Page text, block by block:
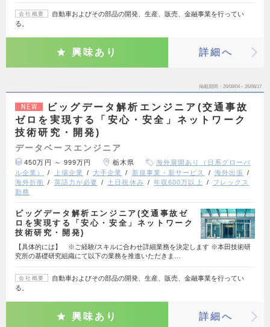
会社概要
自動車およびその部品の開発、生産、販売、金融事業を行ってい
る。
興味あり 詳細へ
掲載期間 26/08/04～26/08/17
NEW
ビッグデータ解析エンジニア(交通事故
ゼロを実現する「安心・安全」ネットワーク
技術研究・開発)
データベースエンジニア
450万円 ～ 999万円 栃木県
海外展開あり（日系グローバ
ル企業）
上場企業 大手企業 新規事業・新サービス
海外出張
海外折衝
英語力が必要 土日祝休み 年収600万以上
フレックス
勤務
ビッグデータ解析エンジニア(交通事故ゼ
ロを実現する「安心・安全」ネットワーク
技術研究・開発)
【具体的には】 ※ご経験/スキルに合わせ詳細業務を決定します ※本田技術研
究所の基礎研究組織にて以下の業務を推進いただきま…
会社概要
自動車およびその部品の開発、生産、販売、金融事業を行ってい
る。
興味あり 詳細へ